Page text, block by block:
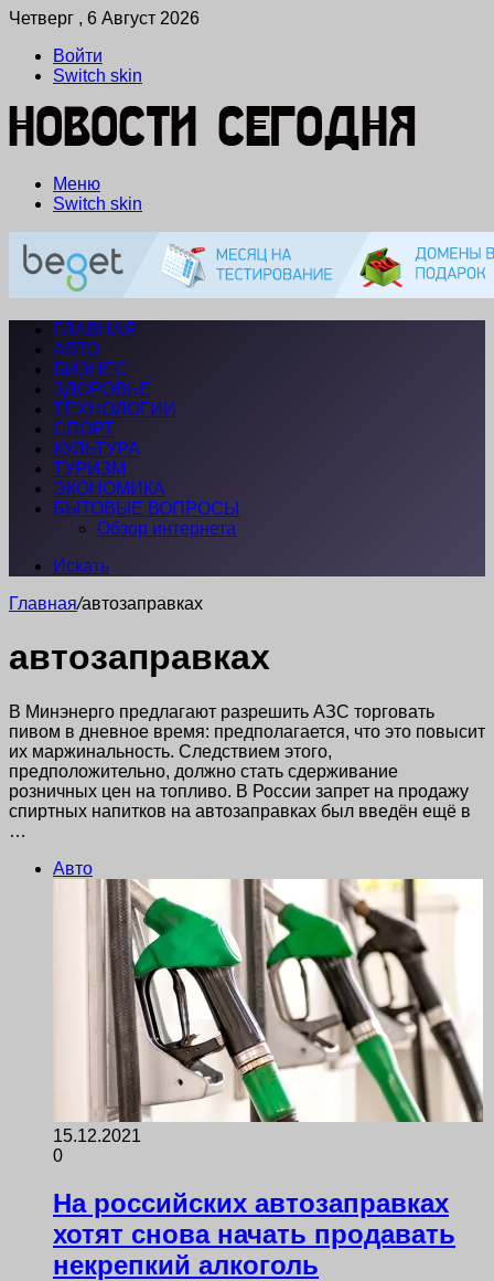
Четверг , 6 Август 2026
Войти
Switch skin
Меню
Switch skin
ГЛАВНАЯ
АВТО
БИЗНЕС
ЗДОРОВЬЕ
ТЕХНОЛОГИИ
СПОРТ
КУЛЬТУРА
ТУРИЗМ
ЭКОНОМИКА
БЫТОВЫЕ ВОПРОСЫ
Обзор интернета
Искать
Главная/автозаправках
автозаправках
В Минэнерго предлагают разрешить АЗС торговать
пивом в дневное время: предполагается, что это повысит
их маржинальность. Следствием этого,
предположительно, должно стать сдерживание
розничных цен на топливо. В России запрет на продажу
спиртных напитков на автозаправках был введён ещё в
…
Авто
15.12.2021
0
На российских автозаправках
хотят снова начать продавать
некрепкий алкоголь